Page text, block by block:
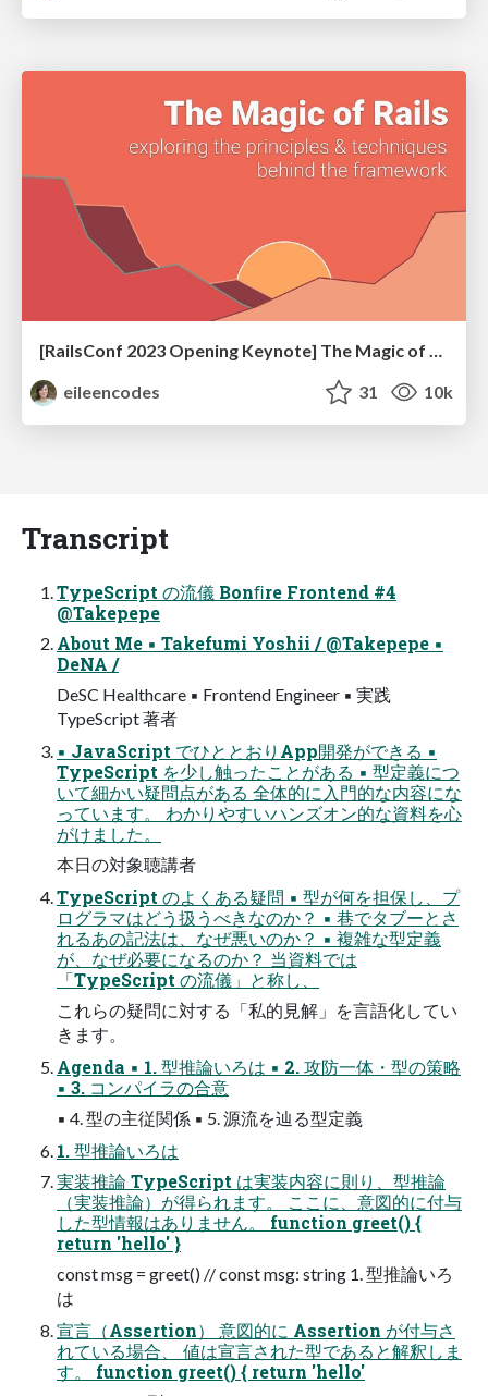
eileencodes
31 10k
Transcript
TypeScript の流儀 Bonﬁre Frontend #4
@Takepepe
About Me ▪ Takefumi Yoshii / @Takepepe ▪
DeNA /
DeSC Healthcare ▪ Frontend Engineer ▪ 実践
TypeScript 著者
▪ JavaScript でひととおりApp開発ができる ▪
TypeScript を少し触ったことがある ▪ 型定義につ
いて細かい疑問点がある 全体的に入門的な内容にな
っています。 わかりやすいハンズオン的な資料を心
がけました。
本日の対象聴講者
TypeScript のよくある疑問 ▪ 型が何を担保し、プ
ログラマはどう扱うべきなのか？ ▪ 巷でタブーとさ
れるあの記法は、なぜ悪いのか？ ▪ 複雑な型定義
が、なぜ必要になるのか？ 当資料では
「TypeScript の流儀」と称し、
これらの疑問に対する「私的見解」を言語化してい
きます。
Agenda ▪ 1. 型推論いろは ▪ 2. 攻防一体・型の策略
▪ 3. コンパイラの合意
▪ 4. 型の主従関係 ▪ 5. 源流を辿る型定義
1. 型推論いろは
実装推論 TypeScript は実装内容に則り、型推論
（実装推論）が得られます。 ここに、意図的に付与
した型情報はありません。 function greet() {
return 'hello' }
const msg = greet() // const msg: string 1. 型推論いろ
は
宣言（Assertion） 意図的に Assertion が付与さ
れている場合、 値は宣言された型であると解釈しま
す。 function greet() { return 'hello'